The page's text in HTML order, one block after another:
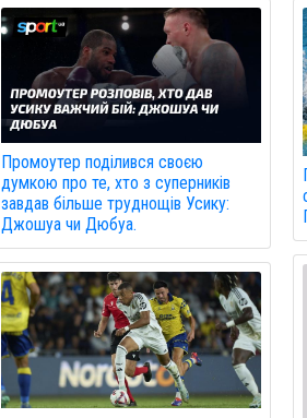
Промоутер поділився своєю
думкою про те, хто з суперників
завдав більше труднощів Усику:
Джошуа чи Дюбуа.